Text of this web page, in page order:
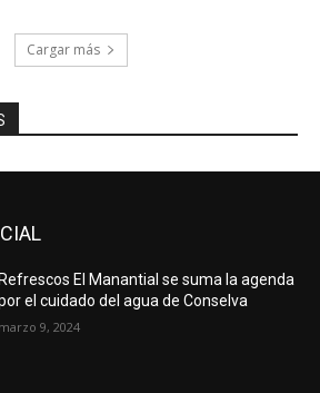
Cargar más
Refrescos El Manantial se suma la agenda
el cuidado del agua de Conselva
marzo 9, 2024